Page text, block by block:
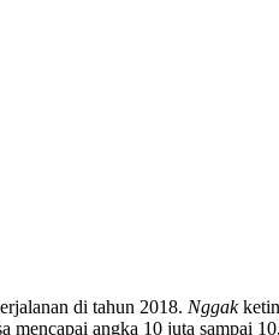
di tahun 2018. Nggak
mencapai angka 10 juta sampai